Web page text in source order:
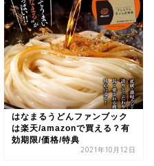
はなまるうどんファンブック
は楽天/amazonで買える？有
効期限/価格/特典
2021年10月12日